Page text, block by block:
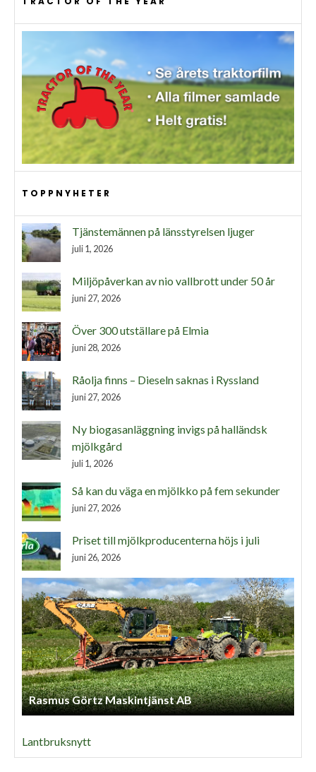
TOPPNYHETER
Tjänstemännen på länsstyrelsen ljuger
juli 1, 2026
Miljöpåverkan av nio vallbrott under 50 år
juni 27, 2026
Över 300 utställare på Elmia
juni 28, 2026
Råolja finns – Dieseln saknas i Ryssland
juni 27, 2026
Ny biogasanläggning invigs på halländsk
mjölkgård
juli 1, 2026
Så kan du väga en mjölkko på fem sekunder
juni 27, 2026
Priset till mjölkproducenterna höjs i juli
juni 26, 2026
Rasmus Görtz Maskintjänst AB
Lantbruksnytt